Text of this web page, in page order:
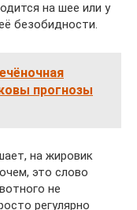
на шее или у
безобидности.
прогнозы
на жировик
это слово
не
регулярно